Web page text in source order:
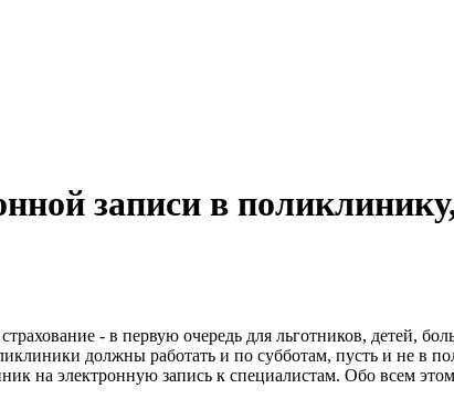
записи в
- в первую очередь для льготников,
должны работать и по субботам, пусть и не в
на электронную запись к специалистам. Обо всем